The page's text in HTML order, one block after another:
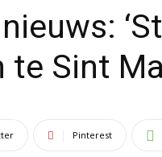
te Sint
Pinterest